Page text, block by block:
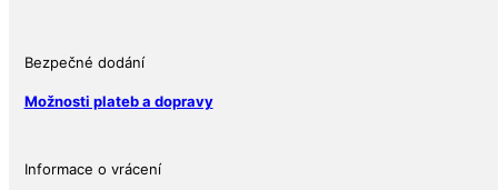
Bezpečné dodání
Možnosti plateb a dopravy
Informace o vrácení